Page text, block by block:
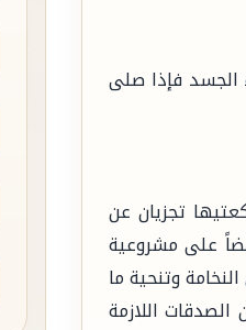
الجسد فإذا صلى
تجزيان عن
على مشروعية
وتنحية ما
اللازمة